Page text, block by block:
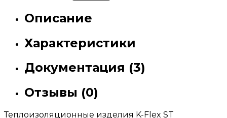
Описание
Характеристики
Документация (3)
Отзывы (0)
Теплоизоляционные изделия K-Flex ST